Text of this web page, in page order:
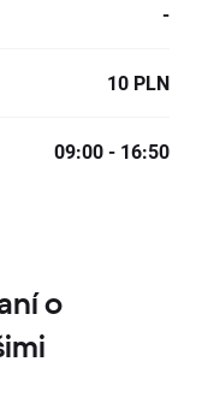
-
10 PLN
09:00 - 16:50
o